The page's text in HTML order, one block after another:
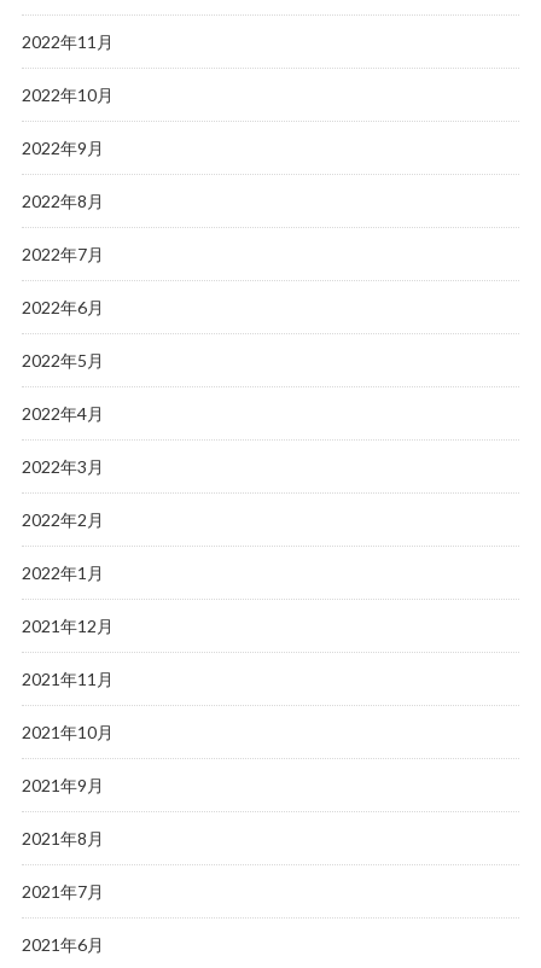
2022年11月
2022年10月
2022年9月
2022年8月
2022年7月
2022年6月
2022年5月
2022年4月
2022年3月
2022年2月
2022年1月
2021年12月
2021年11月
2021年10月
2021年9月
2021年8月
2021年7月
2021年6月